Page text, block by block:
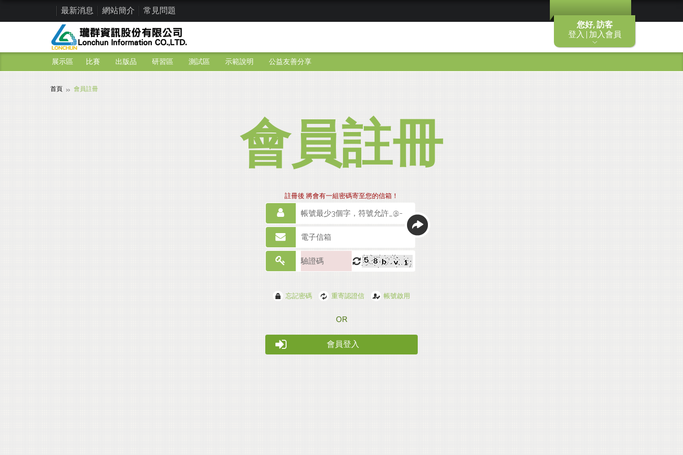
您好, 訪客
登入 | 加入會員
最新消息 網站簡介 常見問題
展示區 比賽 出版品 研習區 測試區 示範說明 公益友善分享
首頁 會員註冊
會員註冊
註冊後 將會有一組密碼寄至您的信箱！
忘記密碼 重寄認證信 帳號啟用
會員登入